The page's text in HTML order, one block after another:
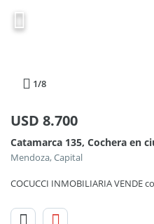
1/8
USD 8.700
Catamarca 135, Cochera en
Mendoza, Capital
COCUCCI INMOBILIARIA VENDE